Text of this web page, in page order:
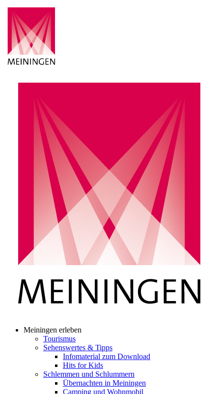
Meiningen erleben
Tourismus
Sehenswertes & Tipps
Infomaterial zum Download
Hits for Kids
Schlemmen und Schlummern
Übernachten in Meiningen
Camping und Wohnmobil